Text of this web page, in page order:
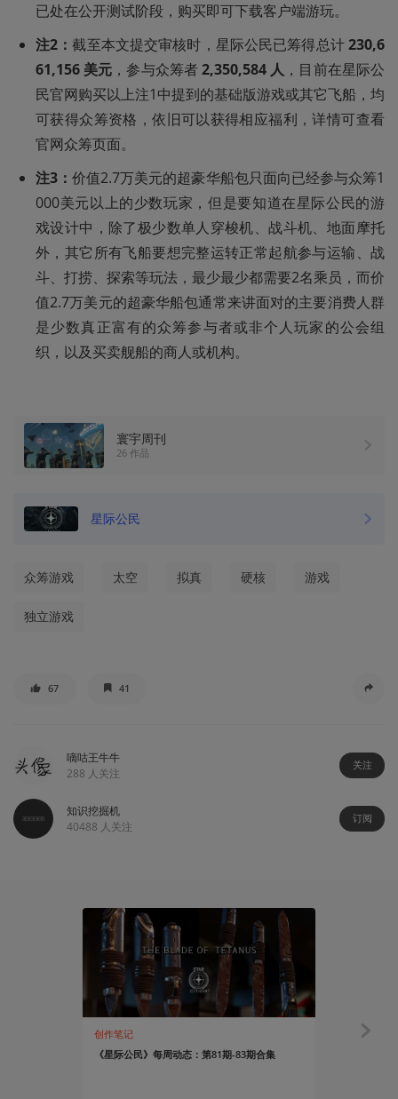
已处在公开测试阶段，购买即可下载客户端游玩。
注2：截至本文提交审核时，星际公民已筹得总计 230,6
61,156 美元 ，参与众筹者 2,350,584 人 ，目前在星际公
民官网购买以上注1中提到的基础版游戏或其它飞船，均
可获得众筹资格，依旧可以获得相应福利，详情可查看
官网众筹页面。
注3：价值2.7万美元的超豪华船包只面向已经参与众筹1
000美元以上的少数玩家，但是要知道在星际公民的游
戏设计中，除了极少数单人穿梭机、战斗机、地面摩托
外，其它所有飞船要想完整运转正常起航参与运输、战
斗、打捞、探索等玩法，最少最少都需要2名乘员，而价
值2.7万美元的超豪华船包通常来讲面对的主要消费人群
是少数真正富有的众筹参与者或非个人玩家的公会组
织，以及买卖舰船的商人或机构。
寰宇周刊
26 作品
星际公民
众筹游戏 太空 拟真 硬核 游戏
独立游戏
67 41
嘀咕王牛牛
288 人关注
关注
知识挖掘机
40488 人关注
订阅
创作笔记
《星际公民》每周动态：第81期-83期合集